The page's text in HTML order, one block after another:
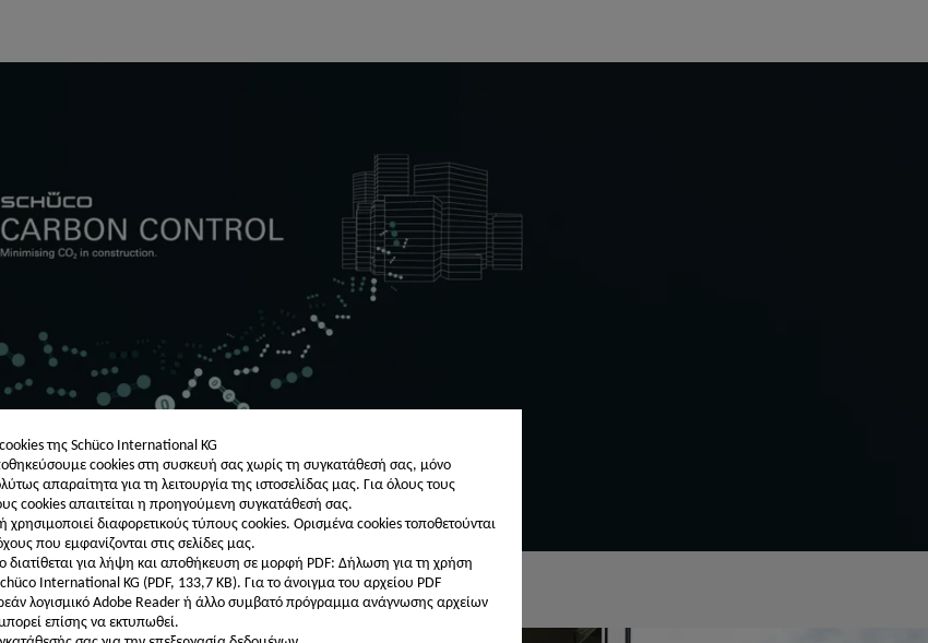
της Schüco International KG
cookies στη συσκευή σας χωρίς τη συγκατάθεσή σας, μόνο
απαραίτητα για τη λειτουργία της ιστοσελίδας μας. Για όλους τους
cookies απαιτείται η προηγούμενη συγκατάθεσή σας.
χρησιμοποιεί διαφορετικούς τύπους cookies. Ορισμένα cookies τοποθετούνται
που εμφανίζονται στις σελίδες μας.
διατίθεται για λήψη και αποθήκευση σε μορφή PDF: Δήλωση για τη χρήση
International KG (PDF, 133,7 KB). Για το άνοιγμα του αρχείου PDF
λογισμικό Adobe Reader ή άλλο συμβατό πρόγραμμα ανάγνωσης αρχείων
επίσης να εκτυπωθεί.